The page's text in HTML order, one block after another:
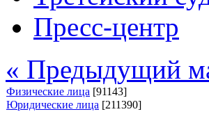
Пресс-центр
« Предыдущий
Физические лица [91143]
Юридические лица [211390]